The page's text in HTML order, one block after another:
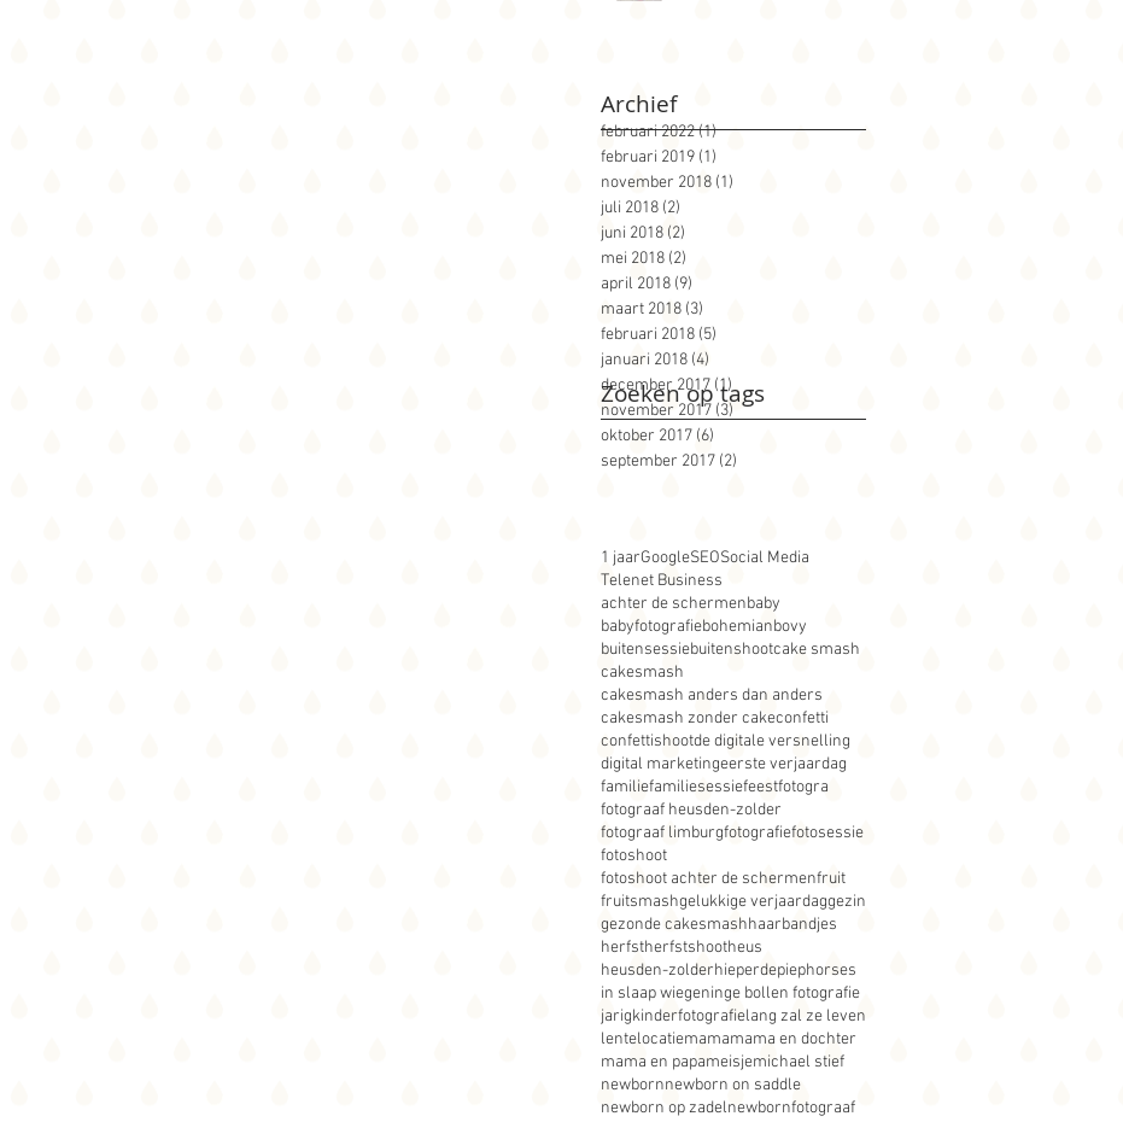
Archief
februari 2022(1)1 post
februari 2019 (1)
november 2018 (1)
juli 2018 (2)
juni 2018 (2)
mei 2018 (2)
april 2018 (9)
maart 2018 (3)
februari 2018 (5)
januari 2018 (4)
december 2017 (1)1 post
november 2017 (3) 3 posts
oktober 2017 (6)
september 2017 (2)
Zoeken op tags
1 jaarGoogleSEOSocial Media
Telenet Business
achter de schermenbaby
babyfotografiebohemianbovy
buitensessiebuitenshootcake smash
cakesmash
cakesmash anders dan anders
cakesmash zonder cakeconfetti
confettishootde digitale versnelling
digital marketingeerste verjaardag
familiefamiliesessiefeestfotogra
fotograaf heusden-zolder
fotograaf limburgfotografiefotosessie
fotoshoot
fotoshoot achter de schermenfruit
fruitsmashgelukkige verjaardaggezin
gezonde cakesmashhaarbandjes
herfstherfstshootheus
heusden-zolderhieperdepiephorses
in slaap wiegeninge bollen fotografie
jarigkinderfotografielang zal ze leven
lentelocatiemamamama en dochter
mama en papameisjemichael stief
newbornnewborn on saddle
newborn op zadelnewbornfotograaf